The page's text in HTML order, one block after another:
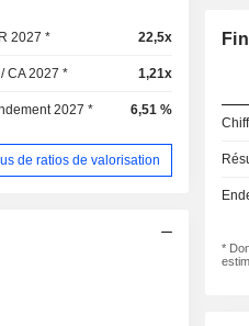
2027 * 22,5x
CA 2027 * 1,21x
2027 * 6,51 %
de ratios de valorisation
*